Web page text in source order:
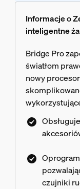
Informacje o
inteligentne
Bridge Pro
światłom
nowy
czemu jest
możliwości
dołączonym
Ambiance
pokoju i
czujniki